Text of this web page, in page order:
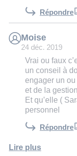
Répondre
Moise
24 déc. 2019
Vrai ou faux
un conseil à
engager un
et de la
Et qu’elle (
personnel
Répondre
Lire plus